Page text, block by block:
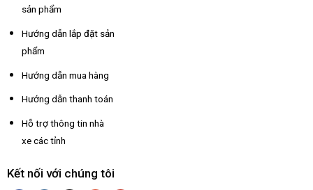
sản phẩm
Hướng dẫn lắp đặt sản
phẩm
Hướng dẫn mua hàng
Hướng dẫn thanh toán
Hỗ trợ thông tin nhà
xe các tỉnh
Kết nối với chúng tôi